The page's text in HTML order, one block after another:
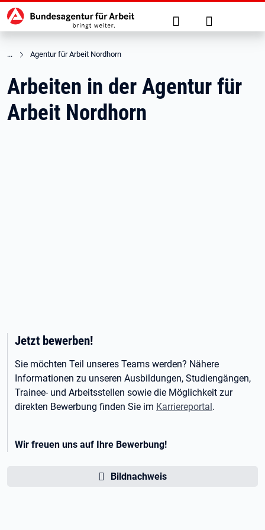
zu den Hauptinhalten springen
Hauptnavigation Suche Anmelden
Agentur für Arbeit Nordhorn
Arbeiten in der Agentur für
Arbeit Nordhorn
Jetzt bewerben!
Sie möchten Teil unseres Teams werden? Nähere
Informationen zu unseren Ausbildungen, Studiengängen,
Trainee- und Arbeitsstellen sowie die Möglichkeit zur
direkten Bewerbung finden Sie im Karriereportal .
Wir freuen uns auf Ihre Bewerbung!
Bildnachweis